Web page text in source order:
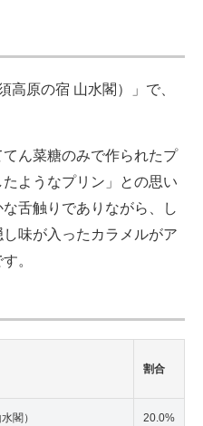
原の宿 山水閣）」で、
ん菜糖のみで作られたプ
ようなプリン」との思い
舌触りでありながら、し
味が入ったカラメルがア
。
割合
閣） 20.0%